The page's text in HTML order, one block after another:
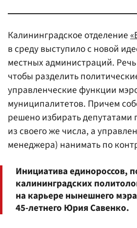
Калининградское отделение
в среду выступило с новой
местных администраций.
чтобы разделить
управленческие функции
муниципалитетов. Причем
решено избирать депутатами
из своего же числа, а
менеджера) нанимать по
Инициатива единороссов,
калининградских
на карьере нынешнего
45-летнего Юрия Савенко.